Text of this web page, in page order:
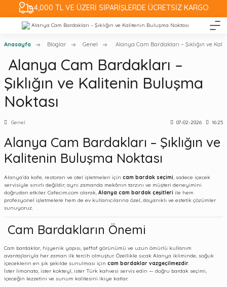
4,000 TL VE ÜZERİ SİPARİŞLERDE ÜCRETSİZ KARGO
Anasayfa Bloglar Genel Alanya Cam Bardakları – Şıklığın ve
Alanya Cam Bardakları –
Şıklığın ve Kalitenin Buluşma
Noktası
Genel 07-02-2026 16:25
Alanya Cam Bardakları – Şıklığın ve
Kalitenin Buluşma Noktası
Alanya’da kafe, restoran ve otel işletmeleri için cam bardak seçimi, sadece içecek
servisiyle sınırlı değildir; aynı zamanda mekânın tarzını ve müşteri deneyimini
doğrudan etkiler. Cafecim.com olarak, Alanya cam bardak çeşitleri ile hem
profesyonel işletmelere hem de ev kullanıcılarına özel, dayanıklı ve estetik çözümler
sunuyoruz.
Cam Bardakların Önemi
Cam bardaklar, hijyenik yapısı, şeffaf görünümü ve uzun ömürlü kullanım
avantajlarıyla her zaman ilk tercih olmuştur. Özellikle sıcak Alanya ikliminde, soğuk
içeceklerin en şık şekilde sunulması için cam bardaklar vazgeçilmezdir.
İster limonata, ister kokteyl, ister Türk kahvesi servis edin — doğru bardak seçimi,
içeceğin lezzetini ve sunum kalitesini ikiye katlar.